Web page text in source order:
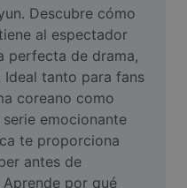
vídeo
Descubre cómo
al espectador
perfecta de drama,
tanto para fans
coreano como
emocionante
te proporciona
antes de
por qué